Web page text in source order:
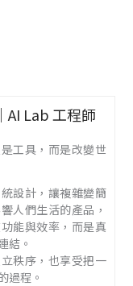
AI Lab 工程師
工具，而是改變世
設計，讓複雜變簡
人們生活的產品，
能與效率，而是真
結。
秩序，也享受把一
過程。